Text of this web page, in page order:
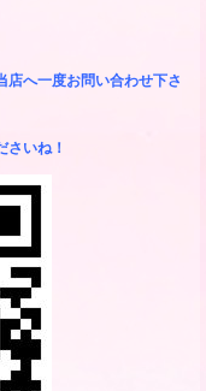
店へ一度お問い合わせ下さ
いね！